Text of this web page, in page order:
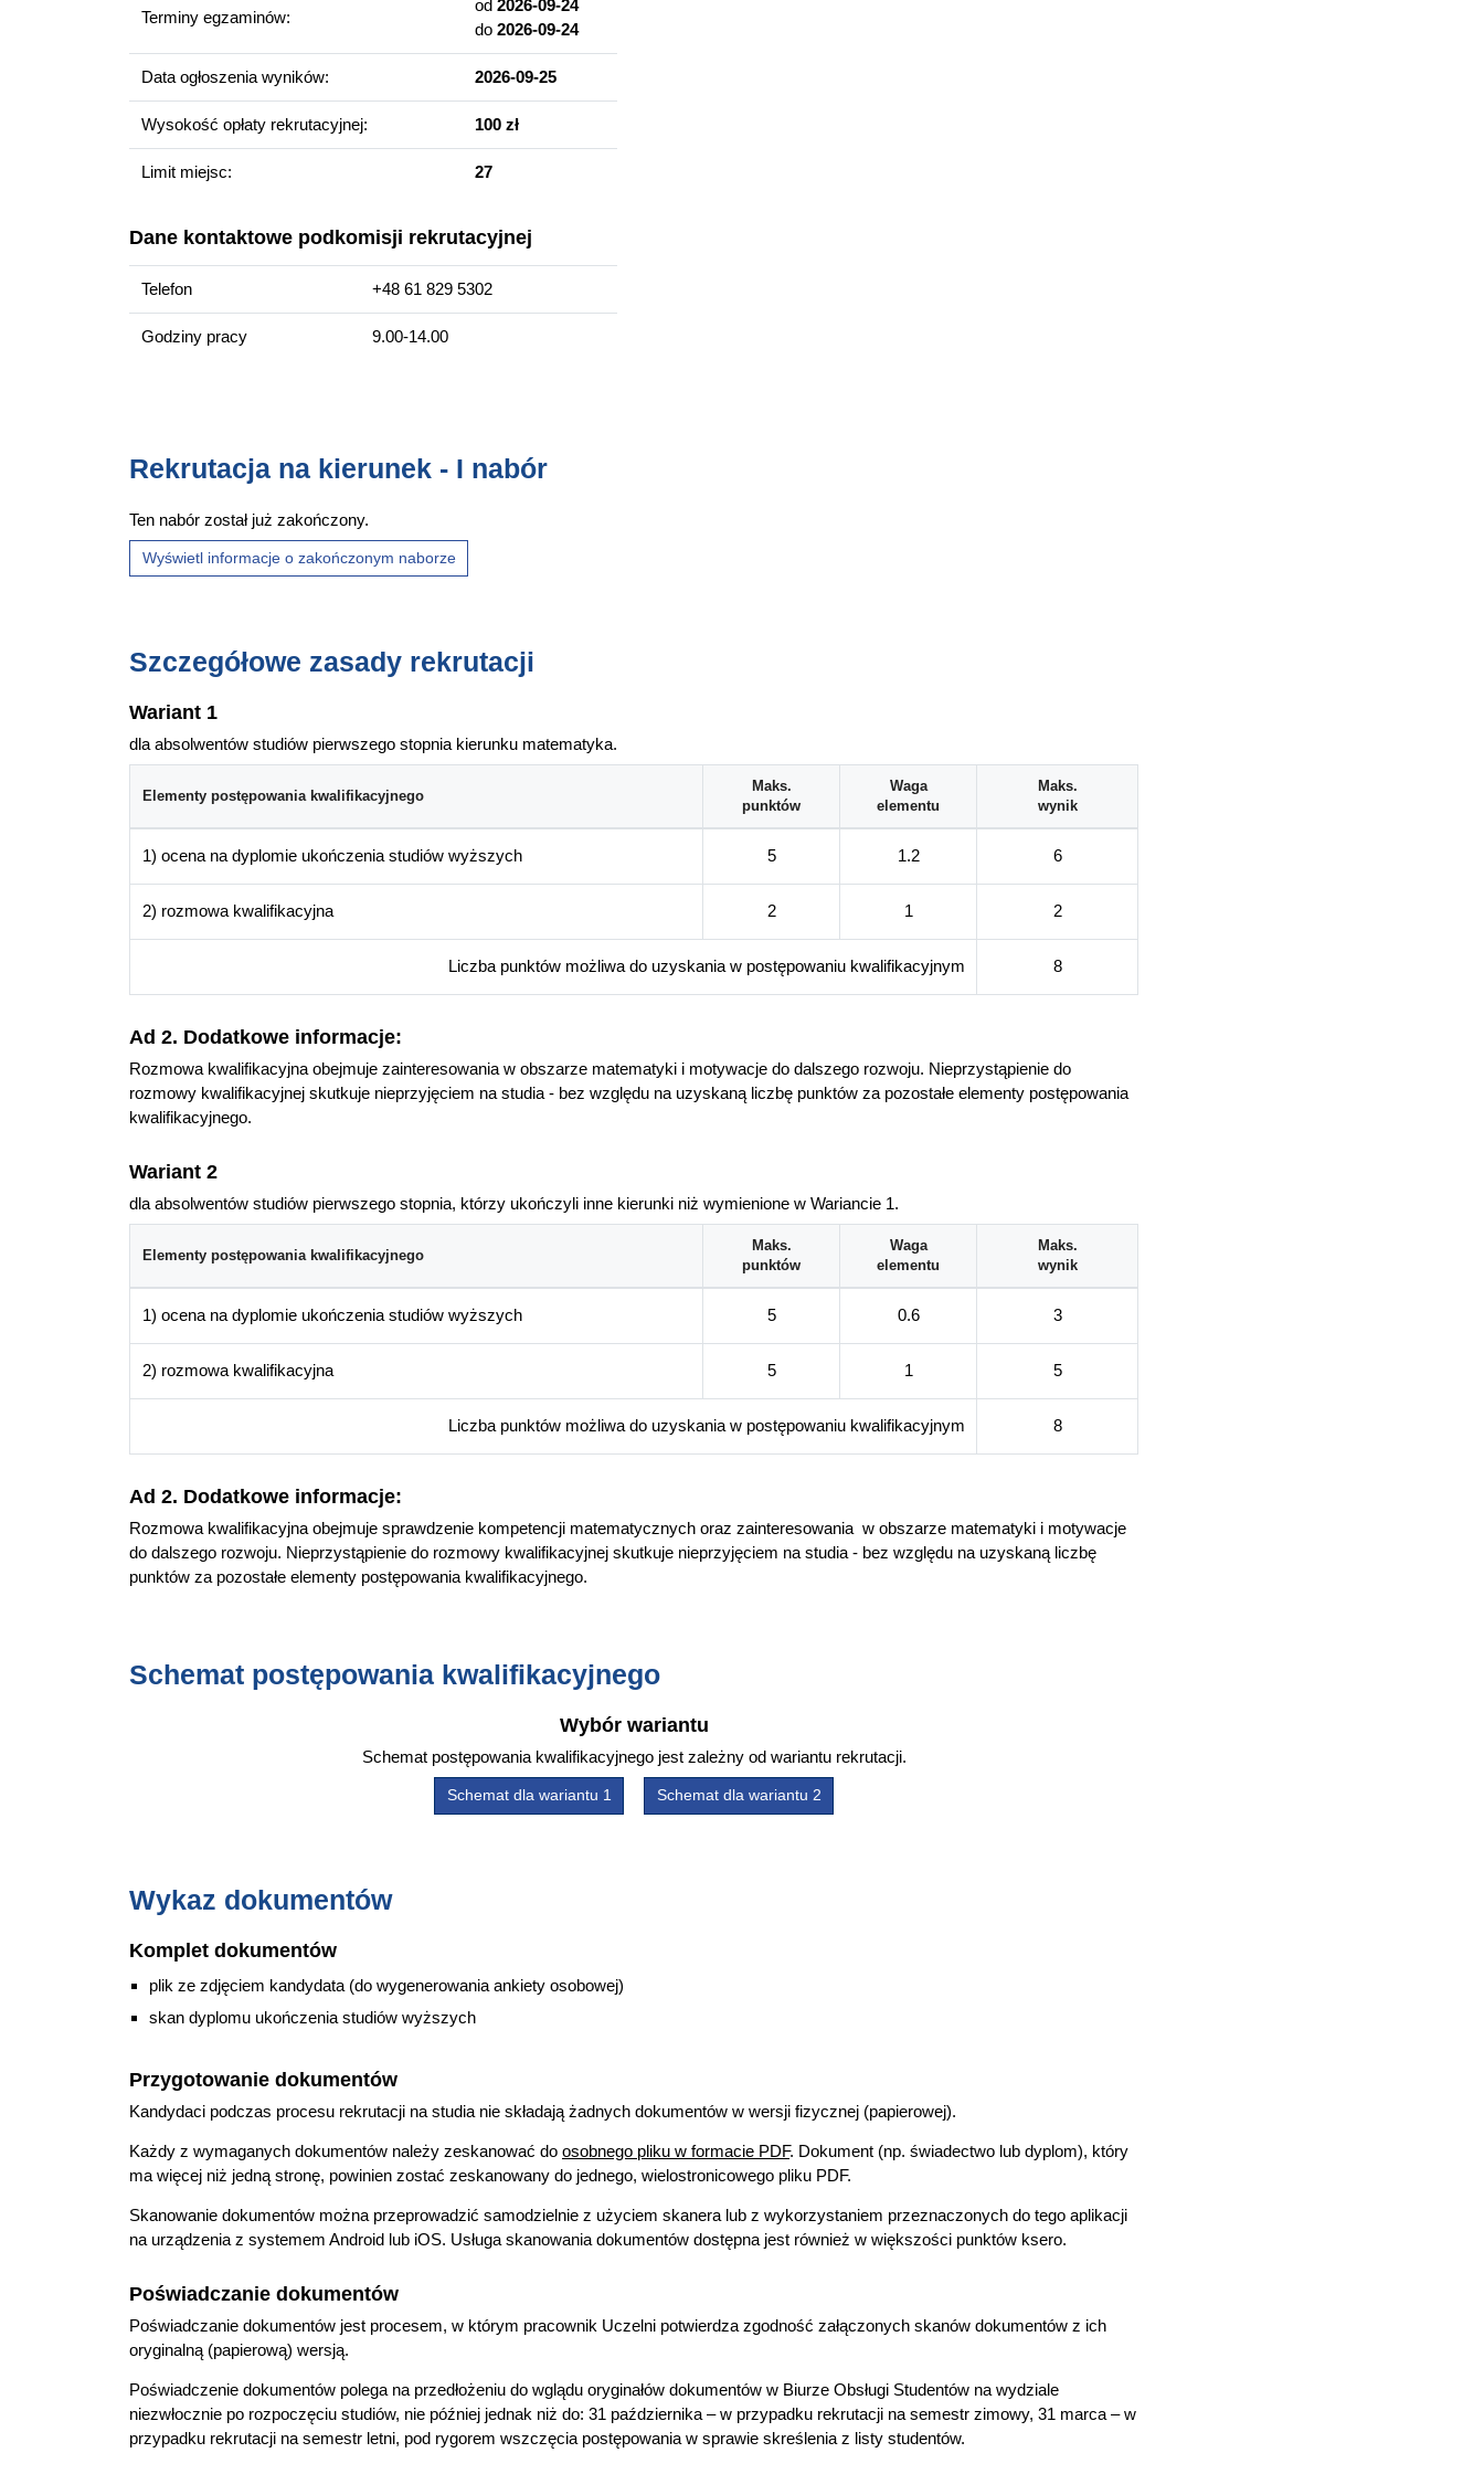
w instytucjach wykorzystujących metody matematyczne do przetwarzania i analizy danych.
Więcej informacji
Terminy egzaminów:
od 2026-09-24
do 2026-09-24
Data ogłoszenia wyników: 2026-09-25
Wysokość opłaty rekrutacyjnej: 100 zł
Limit miejsc: 27
Dane kontaktowe podkomisji rekrutacyjnej
Telefon +48 61 829 5302
Godziny pracy 9.00-14.00
Rekrutacja na kierunek - I nabór
Ten nabór został już zakończony.
Wyświetl informacje o zakończonym naborze
Szczegółowe zasady rekrutacji
Wariant 1
dla absolwentów studiów pierwszego stopnia kierunku matematyka.
Elementy postępowania kwalifikacyjnego
Maks.
punktów
Waga
elementu
Maks.
wynik
1) ocena na dyplomie ukończenia studiów wyższych 5 1.2 6
2) rozmowa kwalifikacyjna 2 1 2
Liczba punktów możliwa do uzyskania w postępowaniu kwalifikacyjnym 8
Ad 2. Dodatkowe informacje:
Rozmowa kwalifikacyjna obejmuje zainteresowania w obszarze matematyki i motywacje do dalszego rozwoju. Nieprzystąpienie do
rozmowy kwalifikacyjnej skutkuje nieprzyjęciem na studia - bez względu na uzyskaną liczbę punktów za pozostałe elementy postępowania
kwalifikacyjnego.
Wariant 2
dla absolwentów studiów pierwszego stopnia, którzy ukończyli inne kierunki niż wymienione w Wariancie 1.
Elementy postępowania kwalifikacyjnego
Maks.
punktów
Waga
elementu
Maks.
wynik
1) ocena na dyplomie ukończenia studiów wyższych 5 0.6 3
2) rozmowa kwalifikacyjna 5 1 5
Liczba punktów możliwa do uzyskania w postępowaniu kwalifikacyjnym 8
Ad 2. Dodatkowe informacje:
Rozmowa kwalifikacyjna obejmuje sprawdzenie kompetencji matematycznych oraz zainteresowania w obszarze matematyki i motywacje
do dalszego rozwoju. Nieprzystąpienie do rozmowy kwalifikacyjnej skutkuje nieprzyjęciem na studia - bez względu na uzyskaną liczbę
punktów za pozostałe elementy postępowania kwalifikacyjnego.
Schemat postępowania kwalifikacyjnego
Wybór wariantu
Schemat postępowania kwalifikacyjnego jest zależny od wariantu rekrutacji.
Schemat dla wariantu 1 Schemat dla wariantu 2
Wykaz dokumentów
Komplet dokumentów
plik ze zdjęciem kandydata (do wygenerowania ankiety osobowej)
skan dyplomu ukończenia studiów wyższych
Przygotowanie dokumentów
Kandydaci podczas procesu rekrutacji na studia nie składają żadnych dokumentów w wersji fizycznej (papierowej).
Każdy z wymaganych dokumentów należy zeskanować do osobnego pliku w formacie PDF. Dokument (np. świadectwo lub dyplom), który
ma więcej niż jedną stronę, powinien zostać zeskanowany do jednego, wielostronicowego pliku PDF.
Skanowanie dokumentów można przeprowadzić samodzielnie z użyciem skanera lub z wykorzystaniem przeznaczonych do tego aplikacji
na urządzenia z systemem Android lub iOS. Usługa skanowania dokumentów dostępna jest również w większości punktów ksero.
Poświadczanie dokumentów
Poświadczanie dokumentów jest procesem, w którym pracownik Uczelni potwierdza zgodność załączonych skanów dokumentów z ich
oryginalną (papierową) wersją.
Poświadczenie dokumentów polega na przedłożeniu do wglądu oryginałów dokumentów w Biurze Obsługi Studentów na wydziale
niezwłocznie po rozpoczęciu studiów, nie później jednak niż do: 31 października – w przypadku rekrutacji na semestr zimowy, 31 marca – w
przypadku rekrutacji na semestr letni, pod rygorem wszczęcia postępowania w sprawie skreślenia z listy studentów.